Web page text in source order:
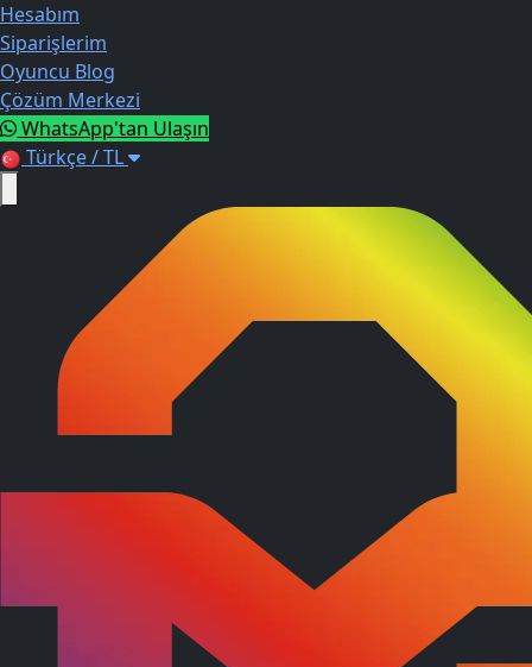
Hesabım
Siparişlerim
Oyuncu Blog
Çözüm Merkezi
WhatsApp'tan Ulaşın
Türkçe / TL